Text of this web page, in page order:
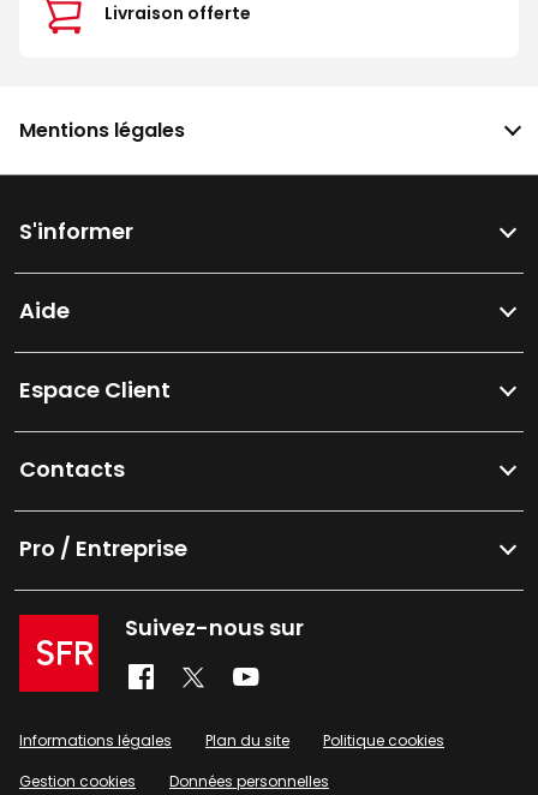
Livraison offerte
Mentions légales
S'informer
Aide
Espace Client
Contacts
Pro / Entreprise
Suivez-nous sur
Informations légales Plan du site
Politique cookies
Gestion cookies
Données personnelles